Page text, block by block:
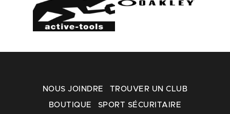
NOUS JOINDRE TROUVER UN CLUB
BOUTIQUE SPORT SÉCURITAIRE